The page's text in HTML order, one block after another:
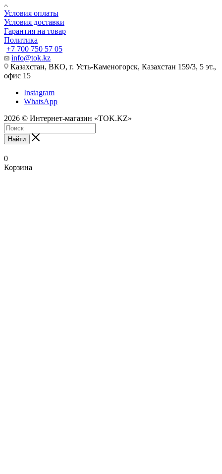
Условия оплаты
Условия доставки
Гарантия на товар
Политика
+7 700 750 57 05
info@tok.kz
Казахстан, ВКО, г. Усть-Каменогорск, Казахстан 159/3, 5 эт.,
офис 15
Instagram
WhatsApp
2026 © Интернет-магазин «TOK.KZ»
Найти
0
Корзина